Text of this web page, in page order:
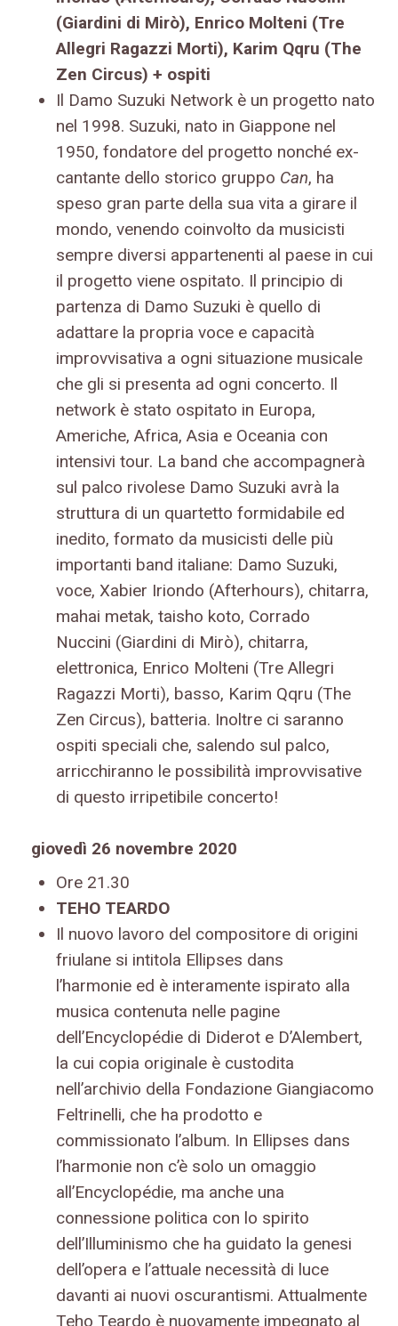
(Giardini di Mirò), Enrico Molteni (Tre
Allegri Ragazzi Morti), Karim Qqru (The
Zen Circus) + ospiti
Il Damo Suzuki Network è un progetto nato
nel 1998. Suzuki, nato in Giappone nel
1950, fondatore del progetto nonché ex-
cantante dello storico gruppo Can, ha
speso gran parte della sua vita a girare il
mondo, venendo coinvolto da musicisti
sempre diversi appartenenti al paese in cui
il progetto viene ospitato. Il principio di
partenza di Damo Suzuki è quello di
adattare la propria voce e capacità
improvvisativa a ogni situazione musicale
che gli si presenta ad ogni concerto. Il
network è stato ospitato in Europa,
Americhe, Africa, Asia e Oceania con
intensivi tour. La band che accompagnerà
sul palco rivolese Damo Suzuki avrà la
struttura di un quartetto formidabile ed
inedito, formato da musicisti delle più
importanti band italiane: Damo Suzuki,
voce, Xabier Iriondo (Afterhours), chitarra,
mahai metak, taisho koto, Corrado
Nuccini (Giardini di Mirò), chitarra,
elettronica, Enrico Molteni (Tre Allegri
Ragazzi Morti), basso, Karim Qqru (The
Zen Circus), batteria. Inoltre ci saranno
ospiti speciali che, salendo sul palco,
arricchiranno le possibilità improvvisative
di questo irripetibile concerto!
giovedì 26 novembre 2020
Ore 21.30
TEHO TEARDO
Il nuovo lavoro del compositore di origini
friulane si intitola Ellipses dans
l’harmonie ed è interamente ispirato alla
musica contenuta nelle pagine
dell’Encyclopédie di Diderot e D’Alembert,
la cui copia originale è custodita
nell’archivio della Fondazione Giangiacomo
Feltrinelli, che ha prodotto e
commissionato l’album. In Ellipses dans
l’harmonie non c’è solo un omaggio
all’Encyclopédie, ma anche una
connessione politica con lo spirito
dell’Illuminismo che ha guidato la genesi
dell’opera e l’attuale necessità di luce
davanti ai nuovi oscurantismi. Attualmente
Teho Teardo è nuovamente impegnato al